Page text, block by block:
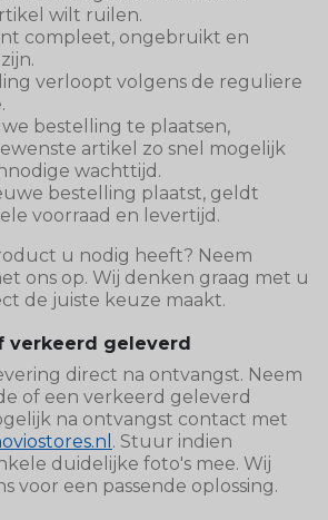
wilt ruilen.
compleet, ongebruikt en
verloopt volgens de reguliere
bestelling te plaatsen,
artikel zo snel mogelijk
wachttijd.
bestelling plaatst, geldt
voorraad en levertijd.
u nodig heeft? Neem
ons op. Wij denken graag met u
de juiste keuze maakt.
verkeerd geleverd
direct na ontvangst. Neem
of een verkeerd geleverd
na ontvangst contact met
. Stuur indien
duidelijke foto's mee. Wij
voor een passende oplossing.